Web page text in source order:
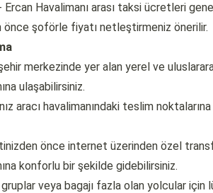
Havalimanı arası taksi ücretleri
önce şoförle fiyatı netleştirmeniz önerilir.
merkezinde yer alan yerel ve
ulaşabilirsiniz.
aracı havalimanındaki teslim
önce internet üzerinden özel
konforlu bir şekilde gidebilirsiniz.
gruplar veya bagajı fazla olan yolcular